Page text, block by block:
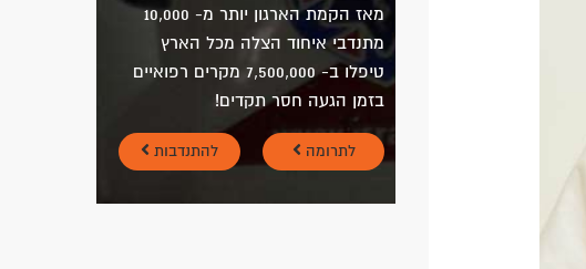
מאז הקמת הארגון יותר מ- 10,000
מתנדבי איחוד הצלה מכל הארץ
טיפלו ב- 7,500,000 מקרים רפואיים
בזמן הגעה חסר תקדים!
לתרומה להתנדבות